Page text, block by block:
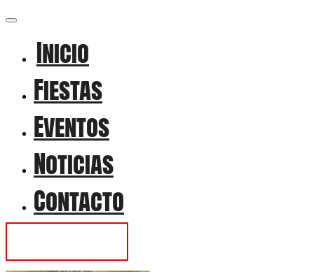
Inicio
Fiestas
Eventos
Noticias
Contacto